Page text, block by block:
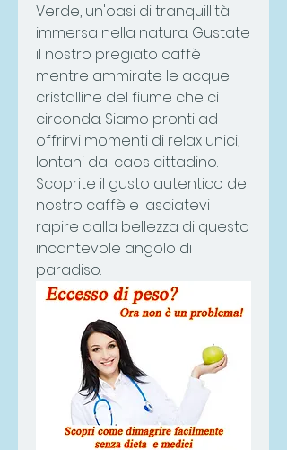
Verde, un'oasi di tranquillità
immersa nella natura. Gustate
il nostro pregiato caffè
mentre ammirate le acque
cristalline del fiume che ci
circonda. Siamo pronti ad
offrirvi momenti di relax unici,
lontani dal caos cittadino.
Scoprite il gusto autentico del
nostro caffè e lasciatevi
rapire dalla bellezza di questo
incantevole angolo di
paradiso.